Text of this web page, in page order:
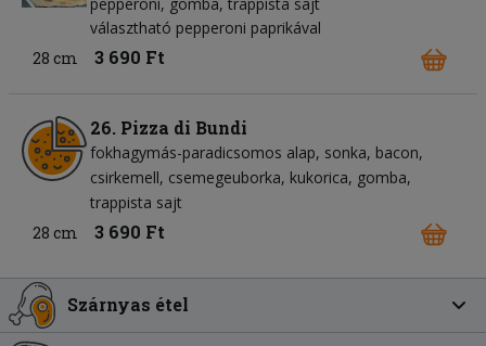
választható pepperoni paprikával
28 cm
3 690 Ft
26. Pizza di Bundi
fokhagymás-paradicsomos alap sonka bacon
csirkemell csemegeuborka kukorica gomba
trappista sajt
28 cm
3 690 Ft
Szárnyas étel